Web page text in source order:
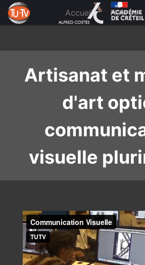
content
Accueil Filières
Artisanat et
d'art
visuelle